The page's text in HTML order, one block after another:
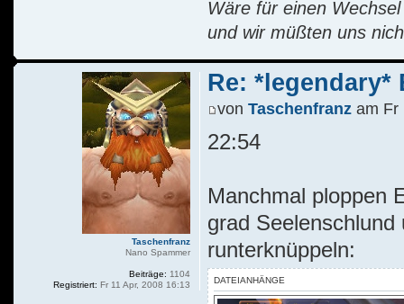
Wäre für einen
und wir müßten uns
Re: *legendary*
von Taschenfranzam Fr
22:54
Manchmal ploppen
grad
runterknüppeln:
DATEIANHÄNGE
Taschenfranz
Nano Spammer
Beiträge: 1104
Registriert: Fr 11 Apr, 2008 16:13